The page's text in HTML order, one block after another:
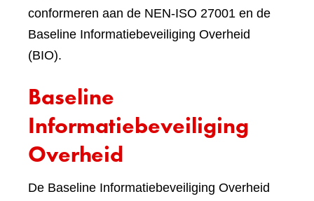
conformeren aan de NEN-ISO 27001 en de
Baseline Informatiebeveiliging Overheid
(BIO).
Baseline
Informatiebeveiliging
Overheid
De Baseline Informatiebeveiliging Overheid